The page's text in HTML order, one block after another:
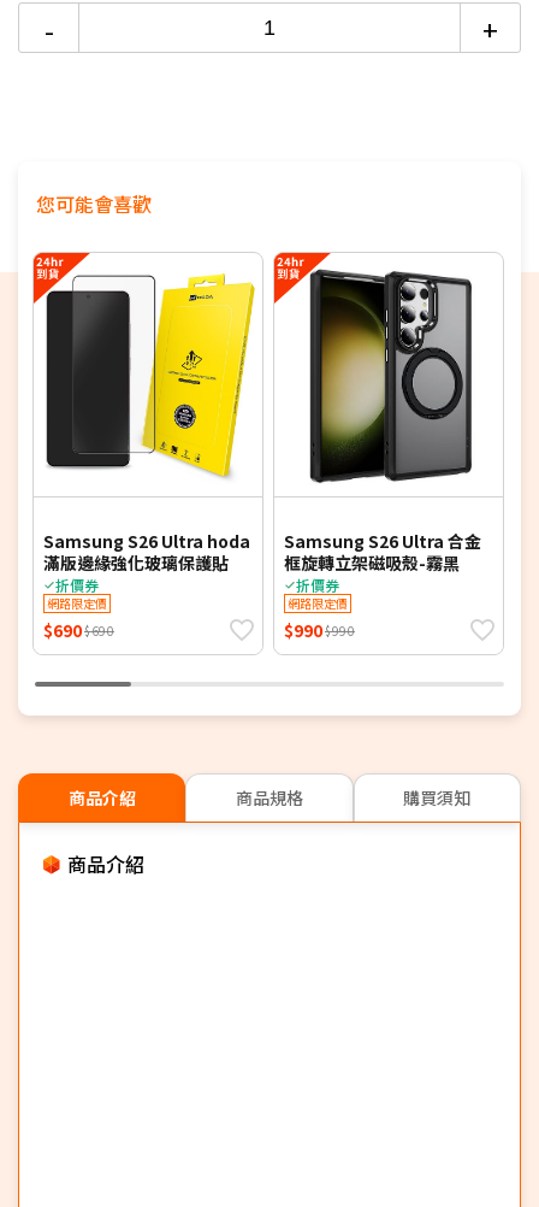
- +
您可能會喜歡
Samsung S26 Ultra hoda
滿版邊緣強化玻璃保護貼
折價券
網路限定價
$690$690
Samsung S26 Ultra 合金
框旋轉立架磁吸殼-霧黑
折價券
網路限定價
$990$990
商品介紹 商品規格 購買須知
商品介紹